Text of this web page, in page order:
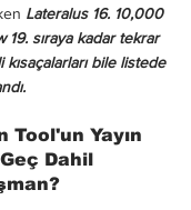
Lateralus 16. 10,000
19. sıraya kadar tekrar
bile listede
Tool'un Yayın
Dahil